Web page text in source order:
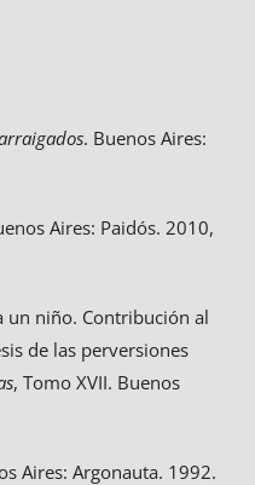
. Buenos Aires:
Aires: Paidós. 2010,
un niño. Contribución al
de las perversiones
, Tomo XVII. Buenos
Aires: Argonauta. 1992.